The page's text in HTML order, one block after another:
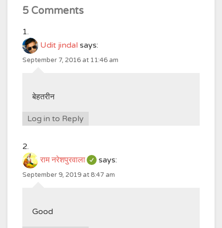
5 Comments
Udit jindal says:
September 7, 2016 at 11:46 am
बेहतरीन
Log in to Reply
राम नरेशपुरवाला says:
September 9, 2019 at 8:47 am
Good